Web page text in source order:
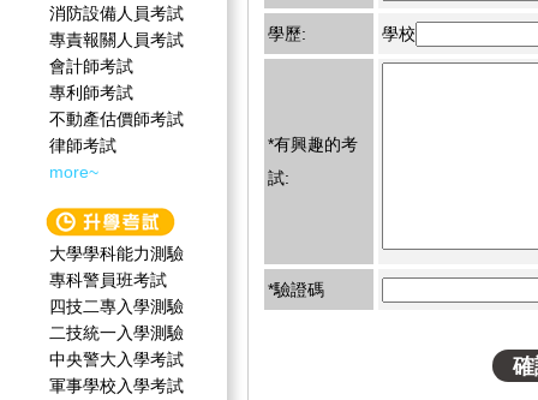
消防設備人員考試
專責報關人員考試
會計師考試
專利師考試
不動產估價師考試
律師考試
more~
大學學科能力測驗
專科警員班考試
四技二專入學測驗
二技統一入學測驗
中央警大入學考試
軍事學校入學考試
學歷: 學校
*有興趣的考
試:
*驗證碼